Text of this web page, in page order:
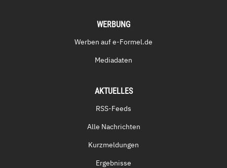
WERBUNG
Werben auf e-Formel.de
Mediadaten
AKTUELLES
RSS-Feeds
Alle Nachrichten
Kurzmeldungen
Ergebnisse